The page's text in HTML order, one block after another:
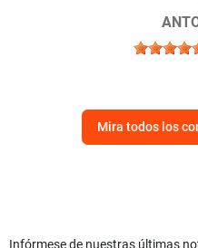
Mira todos los
Infórmese de nuestras últimas